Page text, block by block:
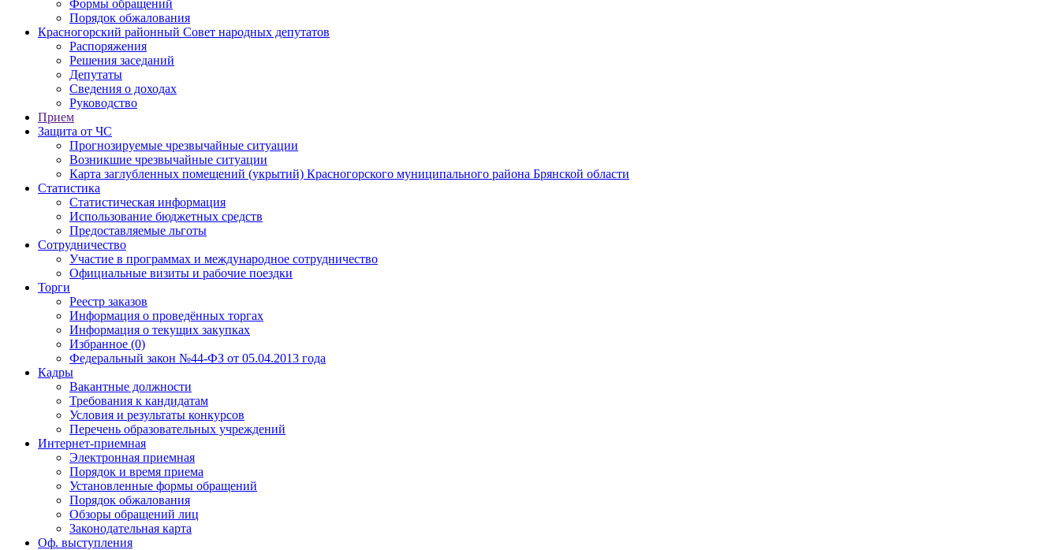
Формы обращений
Порядок обжалования
Красногорский районный Совет народных депутатов
Распоряжения
Решения заседаний
Депутаты
Сведения о доходах
Руководство
Прием
Защита от ЧС
Прогнозируемые чрезвычайные ситуации
Возникшие чрезвычайные ситуации
Карта заглубленных помещений (укрытий) Красногорского муниципального района Брянской области
Статистика
Статистическая информация
Использование бюджетных средств
Предоставляемые льготы
Сотрудничество
Участие в программах и международное сотрудничество
Официальные визиты и рабочие поездки
Торги
Реестр заказов
Информация о проведённых торгах
Информация о текущих закупках
Избранное (0)
Федеральный закон №44-ФЗ от 05.04.2013 года
Кадры
Вакантные должности
Требования к кандидатам
Условия и результаты конкурсов
Перечень образовательных учреждений
Интернет-приемная
Электронная приемная
Порядок и время приема
Установленные формы обращений
Порядок обжалования
Обзоры обращений лиц
Законодательная карта
Оф. выступления